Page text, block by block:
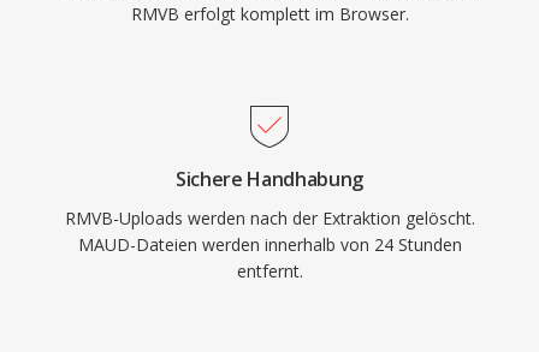
RMVB erfolgt komplett im Browser.
Sichere Handhabung
RMVB-Uploads werden nach der Extraktion gelöscht.
MAUD-Dateien werden innerhalb von 24 Stunden
entfernt.